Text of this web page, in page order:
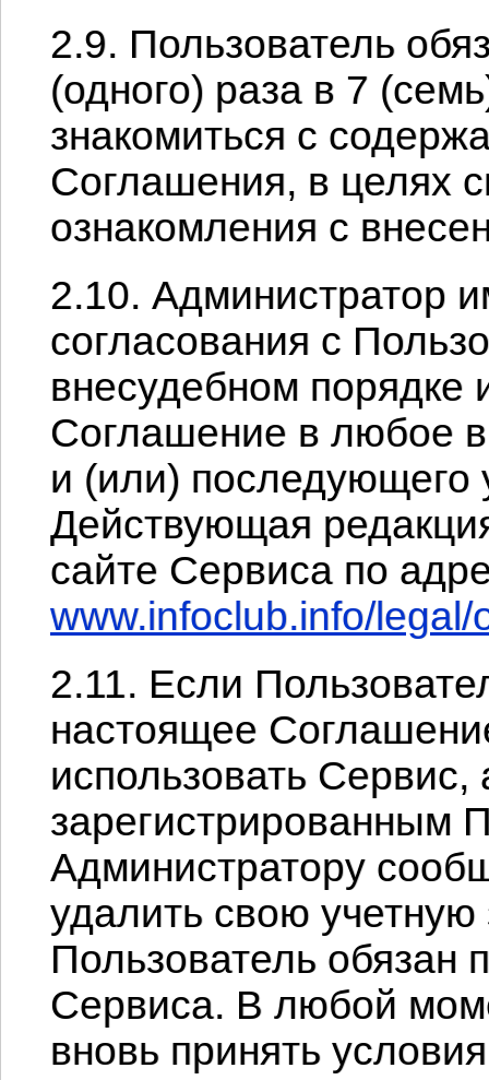
2.9. Пользователь
(одного) раза в 7
знакомиться с
Соглашения, в целях
ознакомления с
2.10. Администратор
согласования с
внесудебном порядке
Соглашение в любое
и (или) последующего
Действующая
сайте Сервиса по
www.infoclub.info/legal/
2.11. Если
настоящее
использовать Сервис,
зарегистрированным
Администратору
удалить свою
Пользователь обязан
Сервиса. В любой
вновь принять